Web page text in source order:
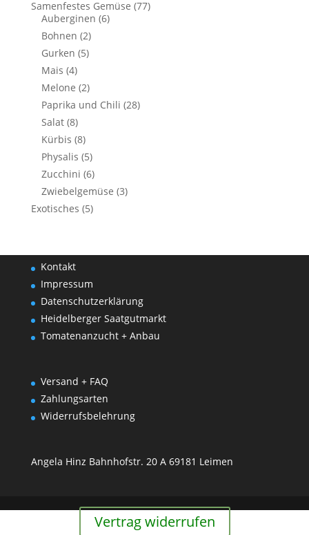
Samenfestes Gemüse (77)
Auberginen (6)
Bohnen (2)
Gurken (5)
Mais (4)
Melone (2)
Paprika und Chili (28)
Salat (8)
Kürbis (8)
Physalis (5)
Zucchini (6)
Zwiebelgemüse (3)
Exotisches (5)
Kontakt
Impressum
Datenschutzerklärung
Heidelberger Saatgutmarkt
Tomatenanzucht + Anbau
Versand + FAQ
Zahlungsarten
Widerrufsbelehrung
Angela Hinz Bahnhofstr. 20 A 69181 Leimen
Vertrag widerrufen